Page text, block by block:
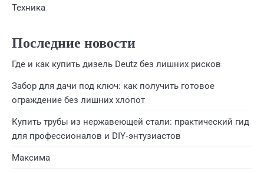
Техника
Последние новости
Где и как купить дизель Deutz без лишних рисков
Забор для дачи под ключ: как получить готовое
ограждение без лишних хлопот
Купить трубы из нержавеющей стали: практический гид
для профессионалов и DIY‑энтузиастов
Максима